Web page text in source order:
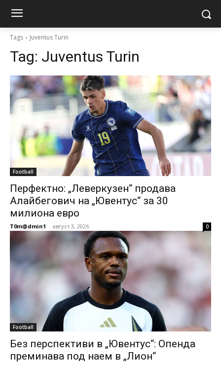
Tags Juventus Turin
Tag: Juventus Turin
Football
Перфектно: „Леверкузен“ продава
Алайбегович на „Ювентус“ за 30
милиона евро
T0m@dmin1 - август 3, 2026 0
Football
Без перспективи в „Ювентус“: Опенда
преминава под наем в „Лион“